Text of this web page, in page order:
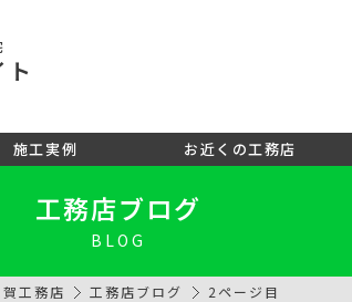
ト
施工実例 お近くの工務店
工務店ブログ
BLOG
工務店 工務店ブログ 2ページ目